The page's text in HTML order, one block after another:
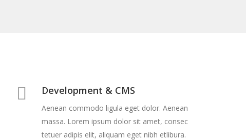
Development & CMS
Aenean commodo ligula eget dolor. Aenean
massa. Lorem ipsum dolor sit amet, consec
tetuer adipis elit, aliquam eget nibh etlibura.